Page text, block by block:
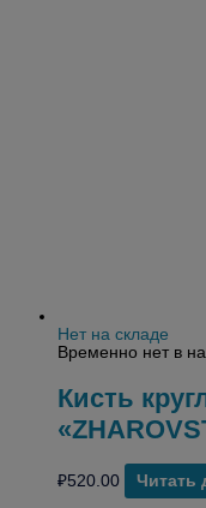
Нет на складе
Временно нет в
Кисть
₽520.00 Читать